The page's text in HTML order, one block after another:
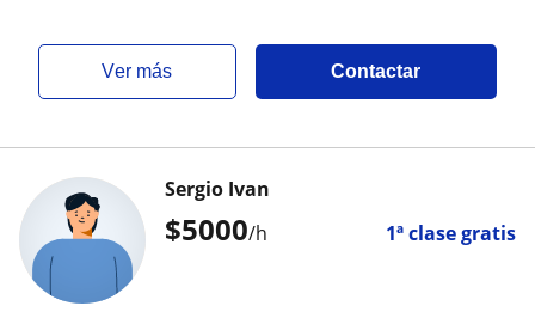
ver más Contactar
$5000/h 1ª clase gratis
Sergio Ivan